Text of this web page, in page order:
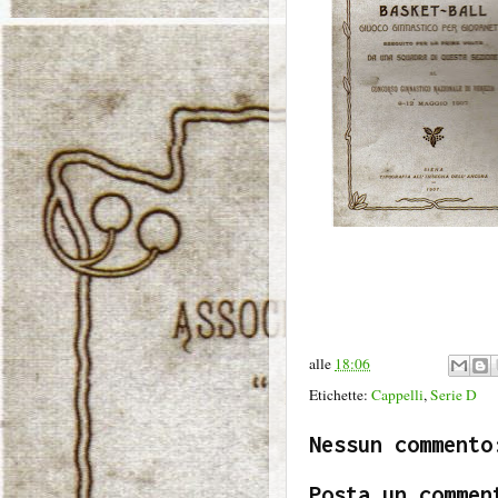
alle 18:06
Etichette: Cappelli,Serie D
Nessun